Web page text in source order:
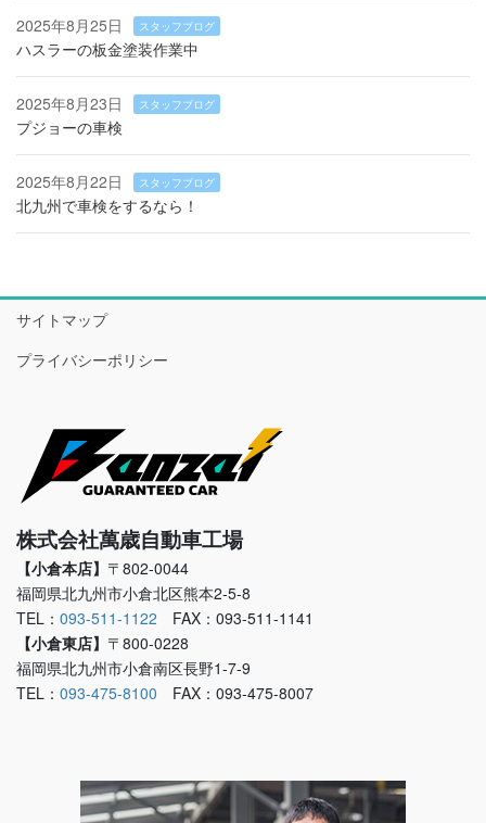
2025年8月25日 スタッフブログ
ハスラーの板金塗装作業中
2025年8月23日 スタッフブログ
プジョーの車検
2025年8月22日 スタッフブログ
北九州で車検をするなら！
サイトマップ
プライバシーポリシー
株式会社萬歳自動車工場
【小倉本店】 〒802-0044
福岡県北九州市小倉北区熊本2-5-8
TEL： 093-511-1122 FAX：093-511-1141
【小倉東店】 〒800-0228
福岡県北九州市小倉南区長野1-7-9
TEL： 093-475-8100 FAX：093-475-8007